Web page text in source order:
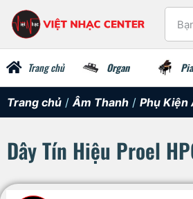
Trang chủ Organ
Trang chủ / Âm Thanh / Phụ Kiện
Dây Tín Hiệu Proel